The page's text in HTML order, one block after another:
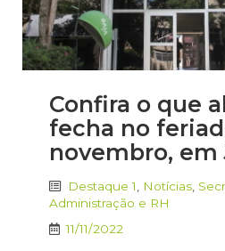
Confira o que
fecha no
novembro, em
Destaque 1 Notícias
Administração e RH
11/11/2022